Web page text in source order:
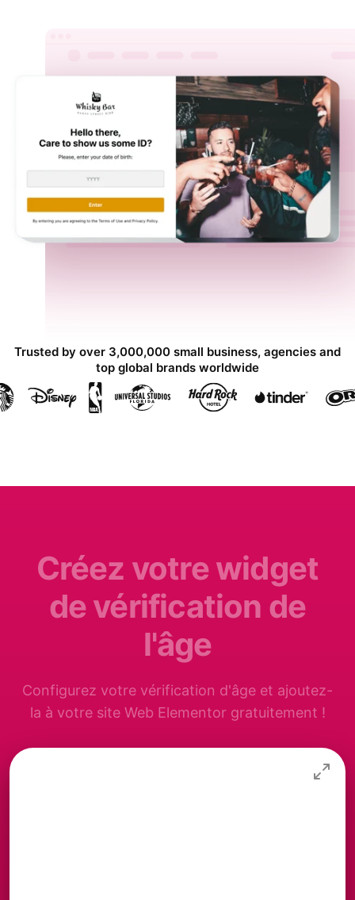
Trusted by over 3,000,000 small business, agencies and
top global brands worldwide
Créez votre widget
de vérification de
l'âge
Configurez votre vérification d'âge et ajoutez-
la à votre site Web Elementor gratuitement !